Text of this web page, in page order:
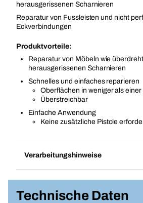
herausgerissenen Scharnieren
Reparatur von Fussleisten und nicht
Eckverbindungen
Produktvorteile:
Reparatur von Möbeln wie
herausgerissenen Scharnieren
Schnelles und einfaches reparieren
Oberflächen in weniger als
Überstreichbar
Einfache Anwendung
Keine zusätzliche Pistole
Verarbeitungshinweise
Technische Daten